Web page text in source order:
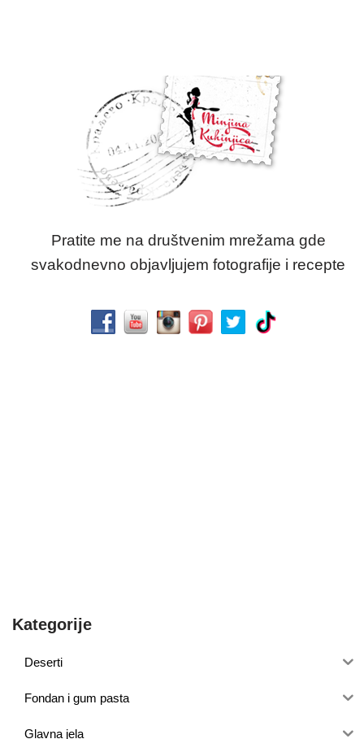
Pratite me na društvenim mrežama gde
svakodnevno objavljujem fotografije i recepte
Kategorije
Deserti
Fondan i gum pasta
Glavna jela